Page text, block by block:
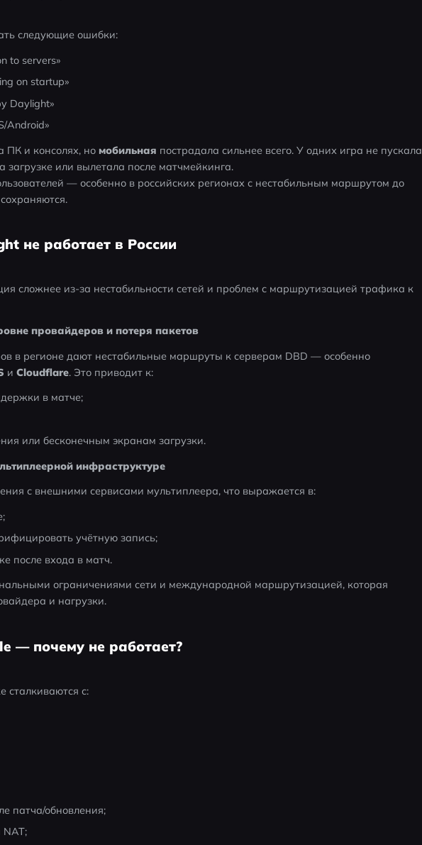
следующие ошибки:
to servers»
on startup»
Daylight»
Android»
ПК и консолях, но мобильная пострадала сильнее всего. У одних игра не пускала
загрузке или вылетала после матчмейкинга.
— особенно в российских регионах с нестабильным маршрутом до
не работает в России
сложнее из-за нестабильности сетей и проблем с маршрутизацией трафика к
провайдеров и потеря пакетов
в регионе дают нестабильные маршруты к серверам DBD — особенно
и Cloudflare. Это приводит к:
в матче;
или бесконечным экранам загрузки.
инфраструктуре
с внешними сервисами мультиплеера, что выражается в:
учётную запись;
после входа в матч.
ограничениями сети и международной маршрутизацией, которая
и нагрузки.
— почему не работает?
сталкиваются с:
патча/обновления;